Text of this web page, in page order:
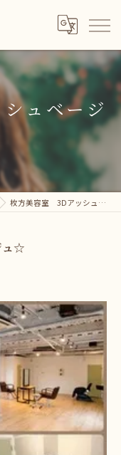
ュベージ
枚方美容室 3Dアッシュベージュ☆
ュ☆